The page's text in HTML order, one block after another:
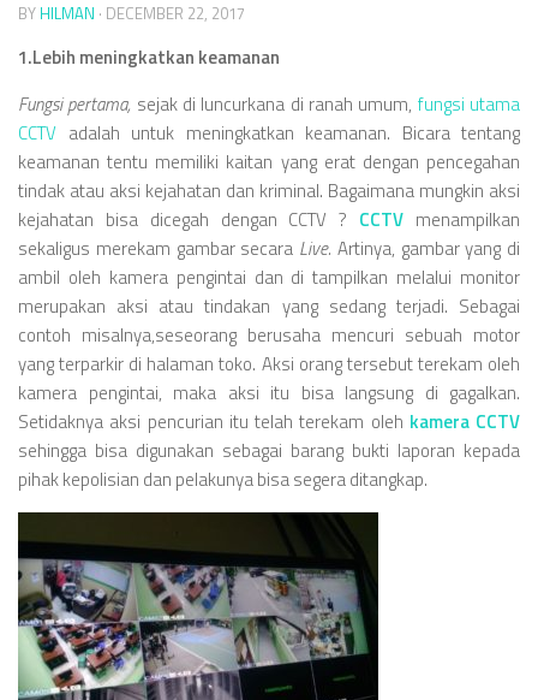
BY HILMAN · DECEMBER 22, 2017
1.Lebih meningkatkan keamanan
Fungsi pertama, sejak di luncurkana di ranah umum, fungsi utama
CCTV adalah untuk meningkatkan keamanan. Bicara tentang
keamanan tentu memiliki kaitan yang erat dengan pencegahan
tindak atau aksi kejahatan dan kriminal. Bagaimana mungkin aksi
kejahatan bisa dicegah dengan CCTV ? CCTV menampilkan
sekaligus merekam gambar secara Live. Artinya, gambar yang di
ambil oleh kamera pengintai dan di tampilkan melalui monitor
merupakan aksi atau tindakan yang sedang terjadi. Sebagai
contoh misalnya,seseorang berusaha mencuri sebuah motor
yang terparkir di halaman toko. Aksi orang tersebut terekam oleh
kamera pengintai, maka aksi itu bisa langsung di gagalkan.
Setidaknya aksi pencurian itu telah terekam oleh kamera CCTV
sehingga bisa digunakan sebagai barang bukti laporan kepada
pihak kepolisian dan pelakunya bisa segera ditangkap.